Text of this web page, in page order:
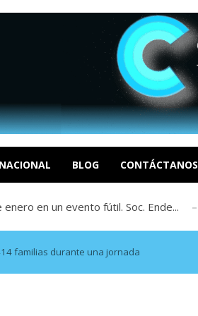
BLOG CONTÁCTANOS
R AGOSTO 8, 2026
Realpolitik y el Desmante...
García AGOSTO 7, 2026
en un evento fútil. Soc. Ende...
Luis Centeno S AGOSTO 8, 2026
R AGOSTO 8, 2026
Realpolitik y el Desmante...
García AGOSTO 7, 2026
familias durante una jornada